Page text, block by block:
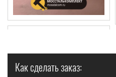
Как сделать заказ: